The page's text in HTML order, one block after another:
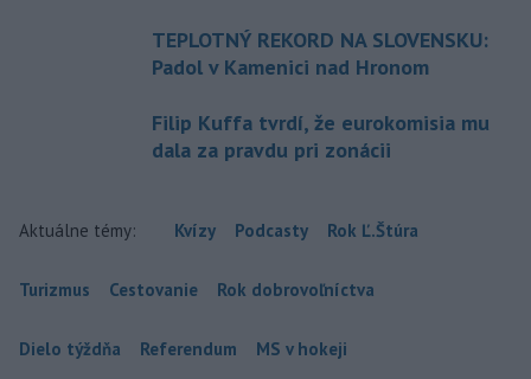
TEPLOTNÝ REKORD NA SLOVENSKU:
Padol v Kamenici nad Hronom
Filip Kuffa tvrdí, že eurokomisia mu
dala za pravdu pri zonácii
Aktuálne témy: Kvízy Podcasty Rok Ľ.Štúra
Turizmus Cestovanie Rok dobrovoľníctva
Dielo týždňa Referendum MS v hokeji